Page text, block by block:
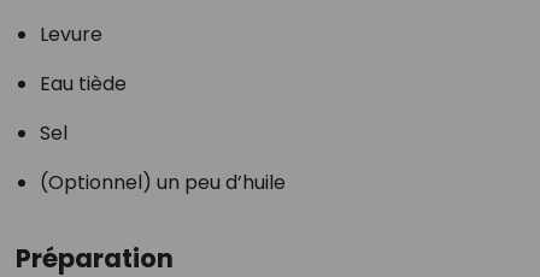
Levure
Eau tiède
Sel
(Optionnel) un peu d’huile
Préparation